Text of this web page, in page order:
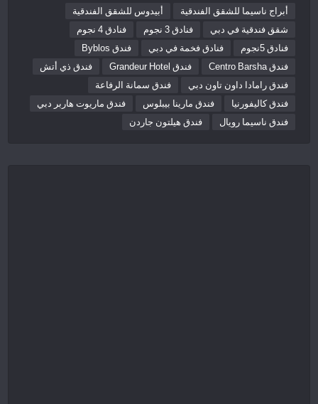
أبراج ناسيما للشقق الفندقية
أبيدوس للشقق الفندقية
شقق فندقية في دبي
فنادق 3 نجوم
فنادق 4 نجوم
فنادق 5نجوم
فنادق فخمة في دبي
فندق Byblos
فندق Centro Barsha
فندق Grandeur Hotel
فندق ذي أتش
فندق رامادا داون تاون دبي
فندق سمانة الرفاعة
فندق كاليفورنيا
فندق مارينا بيبلوس
فندق ماريوت هاربر دبي
فندق ناسيما رويال
فندق هيلتون جاردن